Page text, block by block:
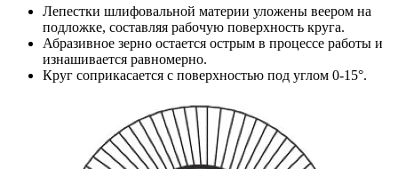
Лепестки шлифовальной материи уложены веером на
подложке, составляя рабочую поверхность круга.
Абразивное зерно остается острым в процессе работы и
изнашивается равномерно.
Круг соприкасается с поверхностью под углом 0-15°.